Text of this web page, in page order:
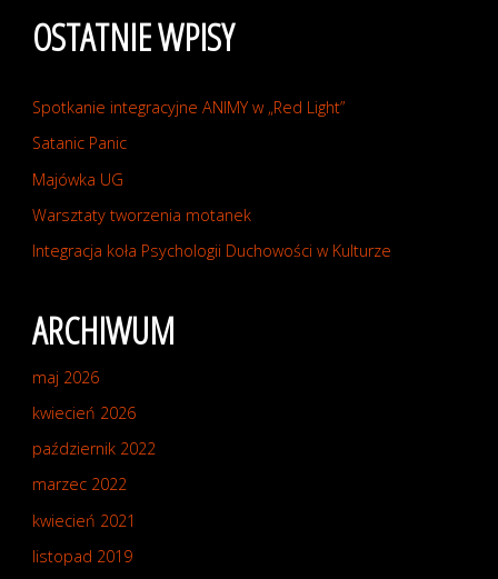
wpisów
OSTATNIE WPISY
Spotkanie integracyjne ANIMY w „Red Light”
Satanic Panic
Majówka UG
Warsztaty tworzenia motanek
Integracja koła Psychologii Duchowości w Kulturze
ARCHIWUM
maj 2026
kwiecień 2026
październik 2022
marzec 2022
kwiecień 2021
listopad 2019